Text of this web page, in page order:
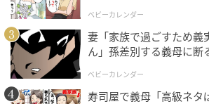
みんなに好かれて楽しいはずな
ベビーカレンダー
妻「家族で過ごすため義
ん」孫差別する義母に
ベビーカレンダー
寿司屋で義母「高級ネタ